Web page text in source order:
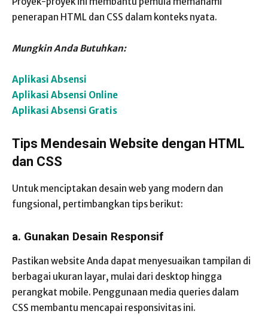
penerapan HTML dan CSS dalam konteks nyata.
Mungkin Anda Butuhkan:
Aplikasi Absensi
Aplikasi Absensi Online
Aplikasi Absensi Gratis
Tips Mendesain Website dengan HTML
dan CSS
Untuk menciptakan desain web yang modern dan
fungsional, pertimbangkan tips berikut:
a. Gunakan Desain Responsif
Pastikan website Anda dapat menyesuaikan tampilan di
berbagai ukuran layar, mulai dari desktop hingga
perangkat mobile. Penggunaan media queries dalam
CSS membantu mencapai responsivitas ini.